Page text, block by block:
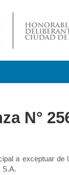
Concejo
de El
N°
a exceptuar de
S.A.